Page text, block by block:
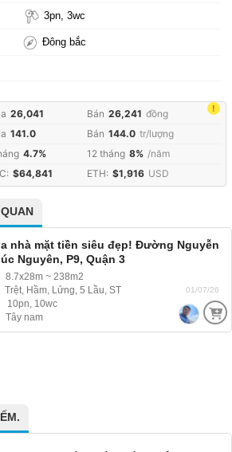
3pn, 3wc
Đông bắc
!
26,041 Bán 26,241 đồng
141.0 Bán 144.0 tr/lượng
4.7% 12 tháng 8% /năm
$64,841 ETH: $1,916 USD
nhà mặt tiền siêu đẹp! Đường Nguyễn
Nguyên, P9, Quận 3
8.7x28m ~ 238m2
Trệt, Hầm, Lửng, 5 Lầu, ST
10pn, 10wc
Tây nam
01/07/26